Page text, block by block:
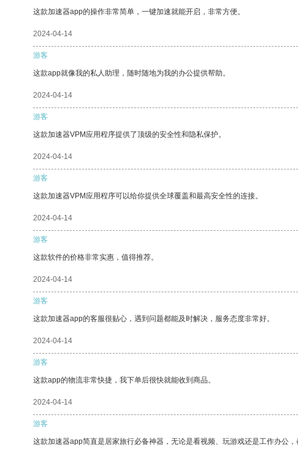
这款加速器app的操作非常简单，一键加速就能开启，非常方便。
2024-04-14
游客
这款app就像我的私人助理，随时随地为我的办公提供帮助。
2024-04-14
游客
这款加速器VPM应用程序提供了顶级的安全性和隐私保护。
2024-04-14
游客
这款加速器VPM应用程序可以给你提供全球覆盖和最高安全性的连接。
2024-04-14
游客
这款软件的价格非常实惠，值得推荐。
2024-04-14
游客
这款加速器app的客服很贴心，遇到问题都能及时解决，服务态度非常好。
2024-04-14
游客
这款app的物流非常快捷，我下单后很快就能收到商品。
2024-04-14
游客
这款加速器app简直是居家旅行必备神器，无论是看视频、玩游戏还是工作办公